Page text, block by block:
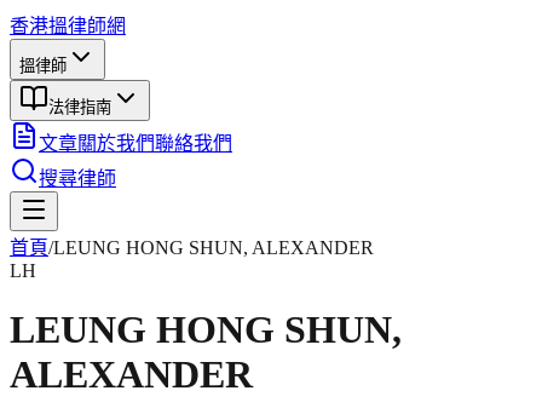
香港搵律師網
搵律師
法律指南
文章關於我們聯絡我們
搜尋律師
首頁/LEUNG HONG SHUN, ALEXANDER
LH
LEUNG HONG SHUN,
ALEXANDER